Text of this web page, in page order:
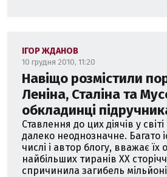
ІГОР ЖДАНОВ
10 грудня 2010, 11:20
Навіщо розмістили
Леніна, Сталіна та
обкладинці
Ставлення до цих діячів у світі
далеко неоднозначне. Багато
числі і автор блогу, вважає їх
найбільших тиранів ХХ
спричинила загибель